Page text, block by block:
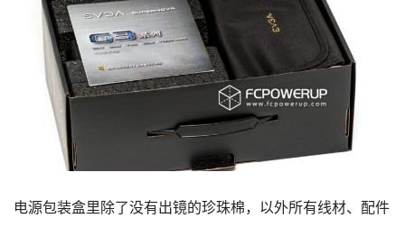
电源包装盒里除了没有出镜的珍珠棉，以外所有线材、配件